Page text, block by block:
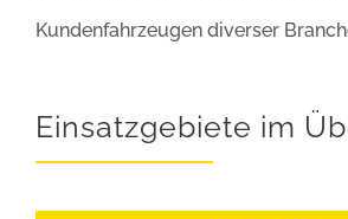
Kundenfahrzeugen diverser
Einsatzgebiete im